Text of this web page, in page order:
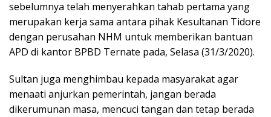
sebelumnya telah menyerahkan tahab pertama yang
merupakan kerja sama antara pihak Kesultanan Tidore
dengan perusahan NHM untuk memberikan bantuan
APD di kantor BPBD Ternate pada, Selasa (31/3/2020).
Sultan juga menghimbau kepada masyarakat agar
menaati anjurkan pemerintah, jangan berada
dikerumunan masa, mencuci tangan dan tetap berada